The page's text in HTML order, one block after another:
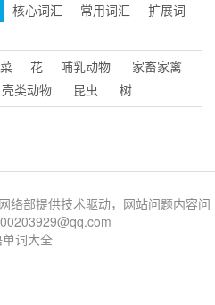
核心词汇 常用词汇
扩展词
花 哺乳动物
家畜家禽
壳类动物 昆虫 树
络部提供技术驱动，网站问题内容问
词大全